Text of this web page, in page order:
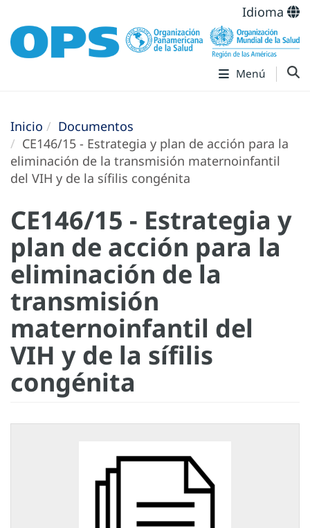
Idioma
Menú
Inicio
Documentos
CE146/15 - Estrategia y plan de acción para la
eliminación de la transmisión maternoinfantil
del VIH y de la sífilis congénita
CE146/15 - Estrategia y
plan de acción para la
eliminación de la
transmisión
maternoinfantil del
VIH y de la sífilis
congénita